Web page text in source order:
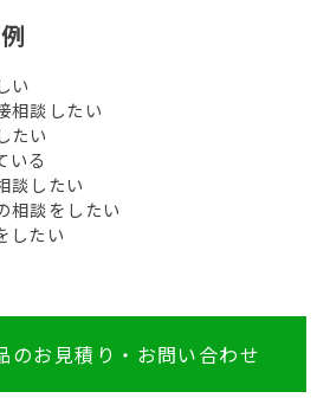
い
相談したい
たい
いる
談したい
相談をしたい
したい
のお見積り・お問い合わせ